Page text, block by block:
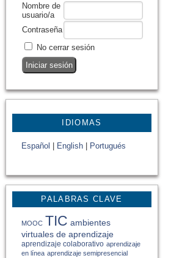
Nombre de
usuario/a
Contraseña
No cerrar sesión
IDIOMAS
Español English Portugués
PALABRAS CLAVE
MOOC TIC ambientes
virtuales de aprendizaje
aprendizaje colaborativo aprendizaje
en línea aprendizaje semipresencial